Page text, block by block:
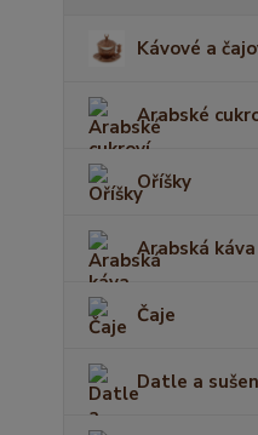
Kávové a
Arabské
Oříšky
Arabská káva
Čaje
Datle a